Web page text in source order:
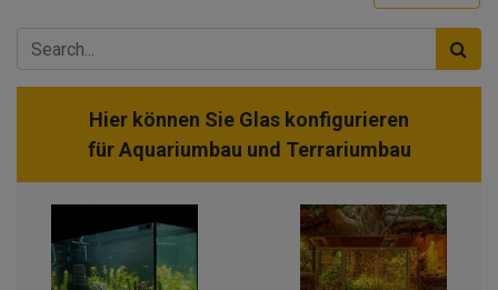
Hier können Sie Glas konfigurieren
fürAquariumbau und Terrariumbau